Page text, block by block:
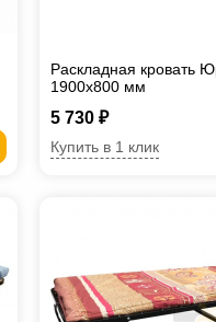
Раскладная кровать
1900х800 мм
5 730 ₽
Купить в 1 клик